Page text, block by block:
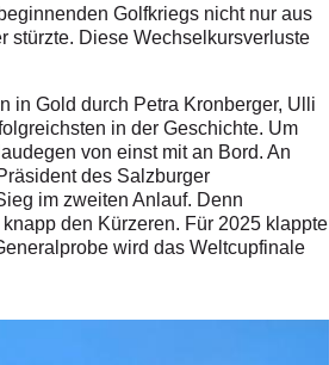
Golfkriegs nicht nur aus
stürzte. Diese Wechselkursverluste
in Gold durch Petra Kronberger, Ulli
in der Geschichte. Um
von einst mit an Bord. An
des Salzburger
im zweiten Anlauf. Denn
den Kürzeren. Für 2025 klappte
wird das Weltcupfinale